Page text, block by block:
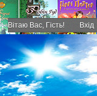
Вітаю Вас, Гість! Вхід